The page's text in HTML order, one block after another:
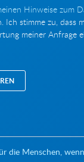
Hinweise zum
Ich stimme zu, dass
meiner Anfrage
die Menschen,